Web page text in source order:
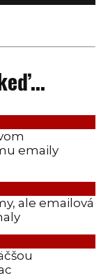
emaily
ale emailová